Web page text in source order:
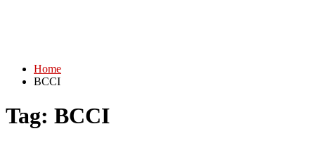
Home
BCCI
Tag: BCCI